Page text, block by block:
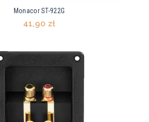
Monacor ST-922G
41,90 zł